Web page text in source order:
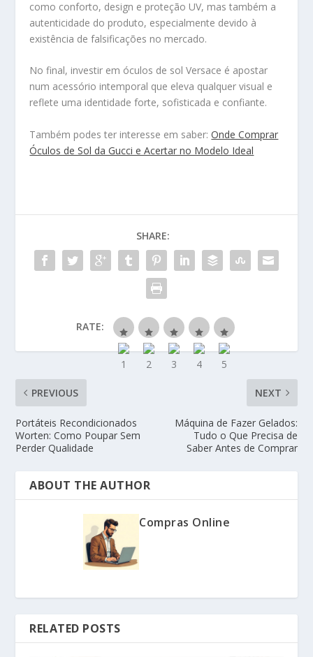
como conforto, design e proteção UV, mas também a
autenticidade do produto, especialmente devido à
existência de falsificações no mercado.
No final, investir em óculos de sol Versace é apostar
num acessório intemporal que eleva qualquer visual e
reflete uma identidade forte, sofisticada e confiante.
Também podes ter interesse em saber:Onde Comprar
Óculos de Sol da Gucci e Acertar no Modelo Ideal
SHARE:
RATE:
PREVIOUS
Portáteis Recondicionados
Worten: Como Poupar Sem
Perder Qualidade
NEXT
Máquina de Fazer Gelados:
Tudo o Que Precisa de
Saber Antes de Comprar
ABOUT THE AUTHOR
Compras Online
RELATED POSTS